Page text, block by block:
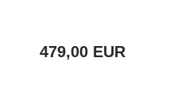
479,00 EUR